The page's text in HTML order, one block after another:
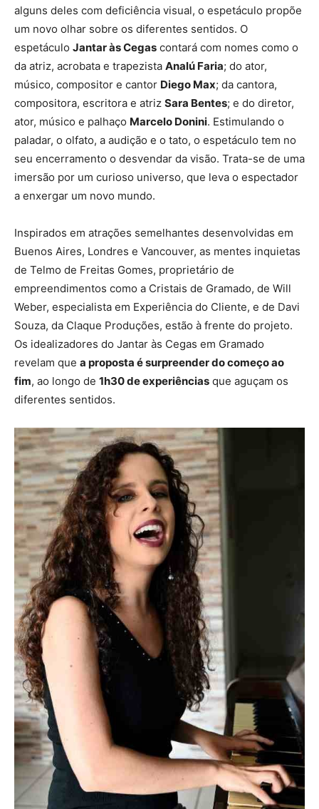
alguns deles com deficiência visual, o espetáculo propõe
um novo olhar sobre os diferentes sentidos. O
espetáculo Jantar às Cegas contará com nomes como o
da atriz, acrobata e trapezista Analú Faria; do ator,
músico, compositor e cantor Diego Max; da cantora,
compositora, escritora e atriz Sara Bentes; e do diretor,
ator, músico e palhaço Marcelo Donini. Estimulando o
paladar, o olfato, a audição e o tato, o espetáculo tem no
seu encerramento o desvendar da visão. Trata-se de uma
imersão por um curioso universo, que leva o espectador
a enxergar um novo mundo.
Inspirados em atrações semelhantes desenvolvidas em
Buenos Aires, Londres e Vancouver, as mentes inquietas
de Telmo de Freitas Gomes, proprietário de
empreendimentos como a Cristais de Gramado, de Will
Weber, especialista em Experiência do Cliente, e de Davi
Souza, da Claque Produções, estão à frente do projeto.
Os idealizadores do Jantar às Cegas em Gramado
revelam que a proposta é surpreender do começo ao
fim, ao longo de 1h30 de experiências que aguçam os
diferentes sentidos.